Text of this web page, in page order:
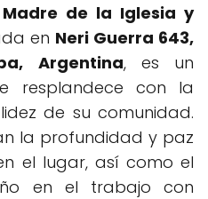
de la Iglesia y
en Neri Guerra 643,
Argentina, es un
resplandece con la
de su comunidad.
la profundidad y paz
el lugar, así como el
en el trabajo con